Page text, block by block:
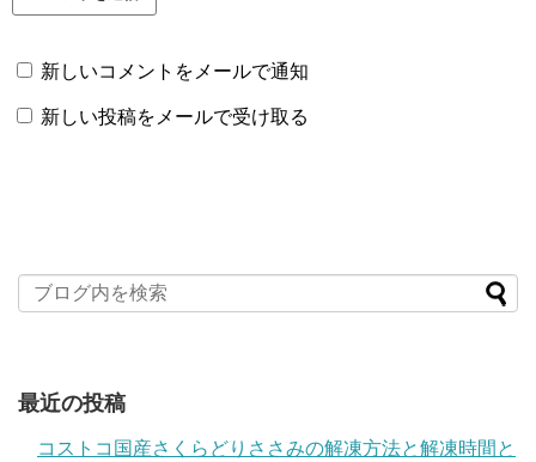
新しいコメントをメールで通知
新しい投稿をメールで受け取る
最近の投稿
コストコ国産さくらどりささみの解凍方法と解凍時間と